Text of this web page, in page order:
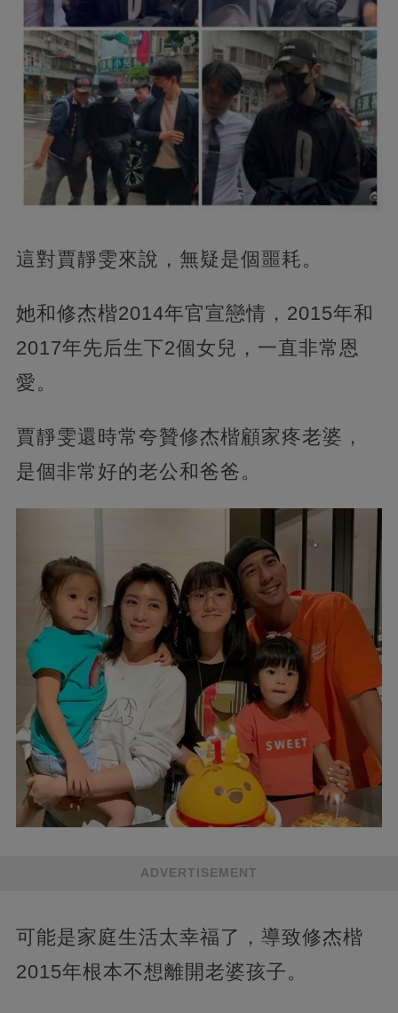
這對賈靜雯來說，無疑是個噩耗。
她和修杰楷2014年官宣戀情，2015年和
2017年先后生下2個女兒，一直非常恩
愛。
賈靜雯還時常夸贊修杰楷顧家疼老婆，
是個非常好的老公和爸爸。
ADVERTISEMENT
可能是家庭生活太幸福了，導致修杰楷
2015年根本不想離開老婆孩子。